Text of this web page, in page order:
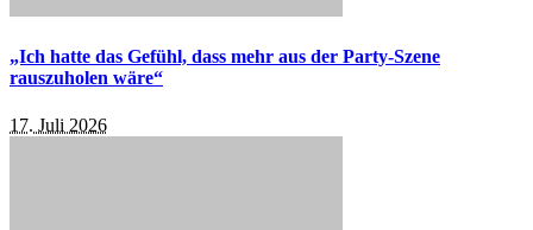
„Ich hatte das Gefühl, dass mehr aus der Party-Szene
rauszuholen wäre“
17. Juli 2026